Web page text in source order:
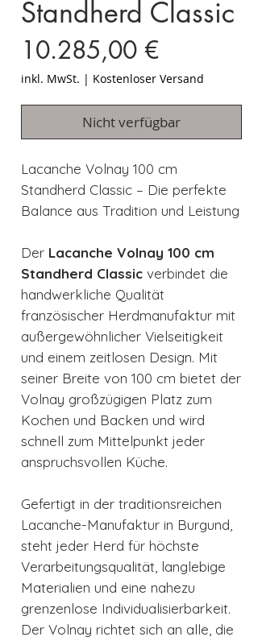
Standherd Classic
10.285,00 €Preis
inkl. MwSt. | Kostenloser Versand
Nicht verfügbar
Lacanche Volnay 100 cm
Standherd Classic – Die perfekte
Balance aus Tradition und Leistung
Der Lacanche Volnay 100 cm
Standherd Classic verbindet die
handwerkliche Qualität
französischer Herdmanufaktur mit
außergewöhnlicher Vielseitigkeit
und einem zeitlosen Design. Mit
seiner Breite von 100 cm bietet der
Volnay großzügigen Platz zum
Kochen und Backen und wird
schnell zum Mittelpunkt jeder
anspruchsvollen Küche.
Gefertigt in der traditionsreichen
Lacanche-Manufaktur in Burgund,
steht jeder Herd für höchste
Verarbeitungsqualität, langlebige
Materialien und eine nahezu
grenzenlose Individualisierbarkeit.
Der Volnay richtet sich an alle, die